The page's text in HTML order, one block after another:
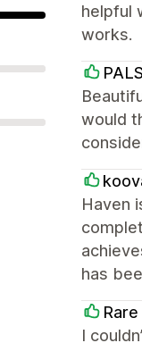
helpful
works.
would
Haven
has
I